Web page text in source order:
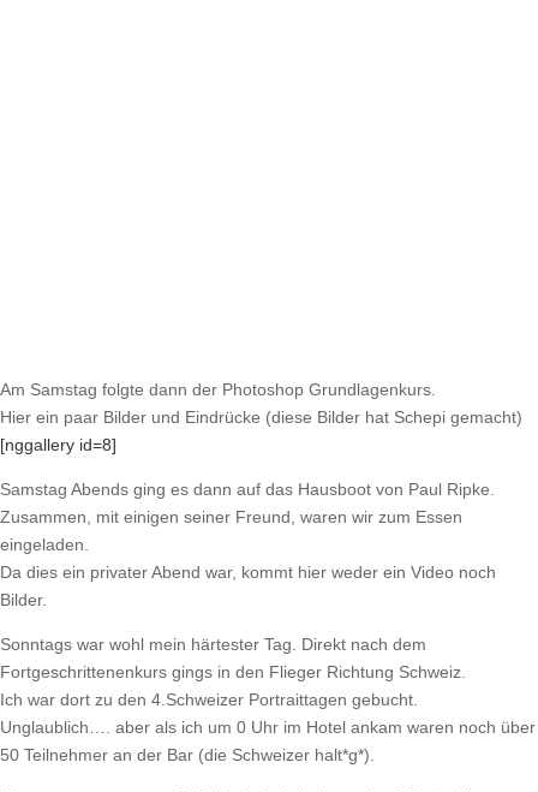
Am Samstag folgte dann der Photoshop Grundlagenkurs.
Hier ein paar Bilder und Eindrücke (diese Bilder hat Schepi gemacht)
[nggallery id=8]
Samstag Abends ging es dann auf das Hausboot von Paul Ripke.
Zusammen, mit einigen seiner Freund, waren wir zum Essen
eingeladen.
Da dies ein privater Abend war, kommt hier weder ein Video noch
Bilder.
Sonntags war wohl mein härtester Tag. Direkt nach dem
Fortgeschrittenenkurs gings in den Flieger Richtung Schweiz.
Ich war dort zu den 4.Schweizer Portraittagen gebucht.
Unglaublich…. aber als ich um 0 Uhr im Hotel ankam waren noch über
50 Teilnehmer an der Bar (die Schweizer halt*g*).